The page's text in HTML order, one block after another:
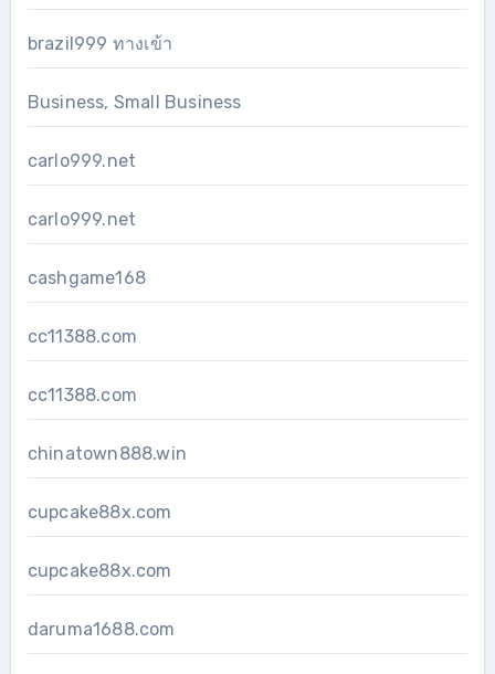
brazil999 ทางเข้า
Business, Small Business
carlo999.net
carlo999.net
cashgame168
cc11388.com
cc11388.com
chinatown888.win
cupcake88x.com
cupcake88x.com
daruma1688.com